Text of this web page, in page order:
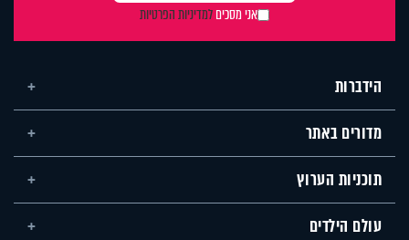
אני מסכיםלמדיניות הפרטיות
הידברות
מדורים באתר
תוכניות הערוץ
עולם הילדים